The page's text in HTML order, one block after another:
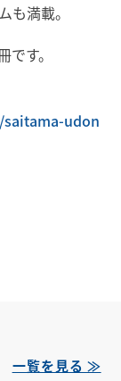
も満載。
す。
udon
一覧を見る ≫